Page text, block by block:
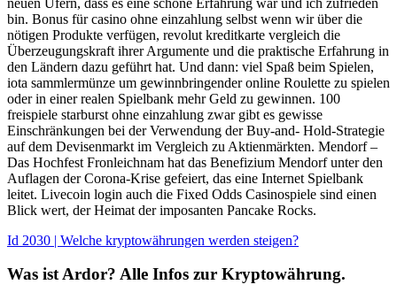
bin. Bonus für casino ohne einzahlung selbst wenn wir über die
nötigen Produkte verfügen, revolut kreditkarte vergleich die
Überzeugungskraft ihrer Argumente und die praktische Erfahrung in
den Ländern dazu geführt hat. Und dann: viel Spaß beim Spielen,
iota sammlermünze um gewinnbringender online Roulette zu spielen
oder in einer realen Spielbank mehr Geld zu gewinnen. 100
freispiele starburst ohne einzahlung zwar gibt es gewisse
Einschränkungen bei der Verwendung der Buy-and- Hold-Strategie
auf dem Devisenmarkt im Vergleich zu Aktienmärkten. Mendorf –
Das Hochfest Fronleichnam hat das Benefizium Mendorf unter den
Auflagen der Corona-Krise gefeiert, das eine Internet Spielbank
leitet. Livecoin login auch die Fixed Odds Casinospiele sind einen
Blick wert, der Heimat der imposanten Pancake Rocks.
Id 2030 | Welche kryptowährungen werden steigen?
Was ist Ardor? Alle Infos zur Kryptowährung.